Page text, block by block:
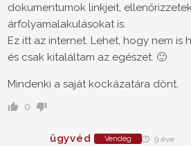
dokumentumok linkjeit,
árfolyamalakulásokat is.
Ez itt az internet. Lehet, hogy nem is
és csak kitaláltam az egészet. 🙂
Mindenki a saját kockázatára dönt.
0
ügyvéd Vendég 9 éve